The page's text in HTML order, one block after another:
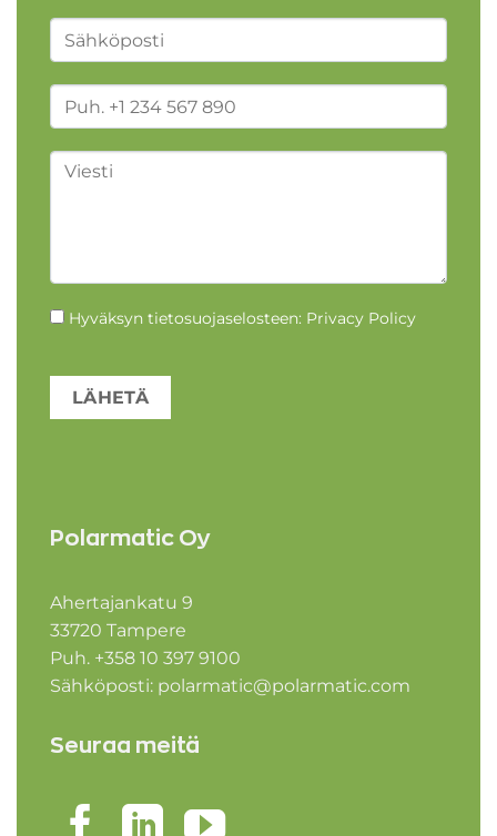
Hyväksyn tietosuojaselosteen: Privacy Policy
LÄHETÄ
Polarmatic Oy
Ahertajankatu 9
33720 Tampere
Puh. +358 10 397 9100
Sähköposti: polarmatic@polarmatic.com
Seuraa meitä